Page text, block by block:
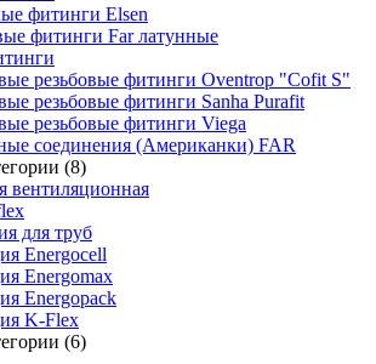
фитинги Elsen
фитинги Far латунные
резьбовые фитинги Oventrop "Cofit S"
резьбовые фитинги Sanha Purafit
резьбовые фитинги Viega
соединения (Американки) FAR
(8)
вентиляционная
для труб
Energocell
Energomax
Energopack
K-Flex
(6)